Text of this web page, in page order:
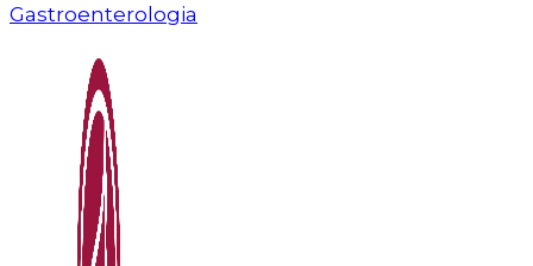
Gastroenterologia